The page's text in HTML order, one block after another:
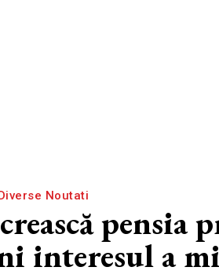
Noutati
pensia
interesul a